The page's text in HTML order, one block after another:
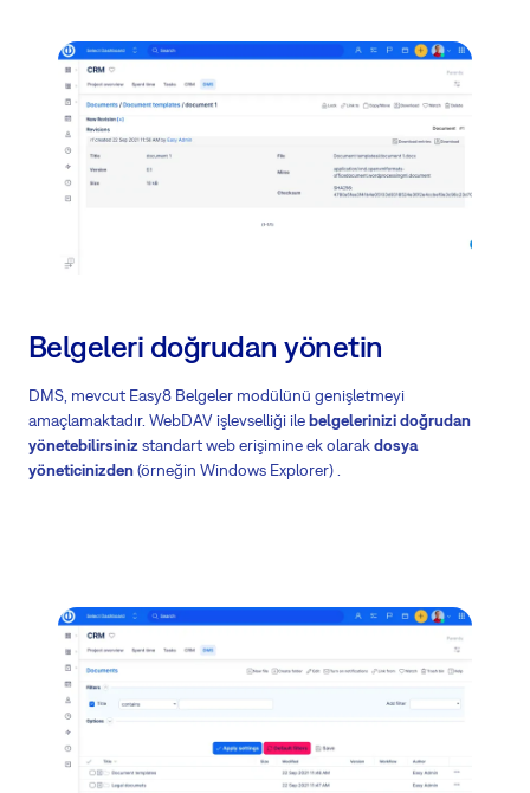
Belgeleri doğrudan yönetin
DMS, mevcut Easy8 Belgeler modülünü genişletmeyi
amaçlamaktadır. WebDAV işlevselliği ilebelgelerinizi doğrudan
yönetebilirsiniz standart web erişimine ek olarakdosya
yöneticinizden(örneğin Windows Explorer) .